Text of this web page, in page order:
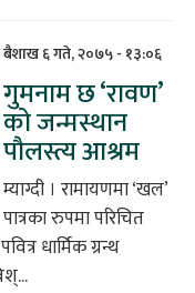
बैशाख ६ गते, २०७५ - १३:०६
गुमनाम छ ‘रावण’
को जन्मस्थान
पौलस्त्य आश्रम
म्याग्दी । रामायणमा ‘खल’
पात्रका रुपमा परिचित
धार्मिक ग्रन्थ